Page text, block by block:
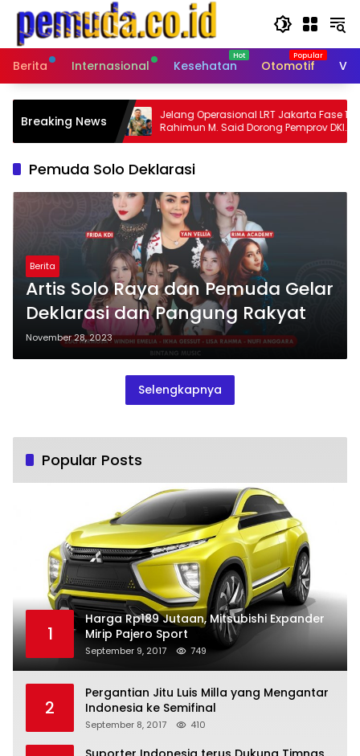
Langsung
konten
Berita
Internasional Kesehatan Otomotif
Breaking News
Latih
Kelas Lewat
Digital
Jelang Operasional LRT Jakarta Fase 1B,
Rahimun M. Said Dorong Pemprov DKI
Bentuk Jakarta Economic Corridor
Pemuda Solo Deklarasi
Berita
Artis Solo Raya dan Pemuda Gelar
Deklarasi dan Pangung Rakyat
November 28, 2023
Selengkapnya
Popular Posts
1
Harga Rp189 Jutaan, Mitsubishi Expander
Mirip Pajero Sport
September 9, 2017 749
2
Pergantian Jitu Luis Milla yang Mengantar
Indonesia ke Semifinal
September 8, 2017 410